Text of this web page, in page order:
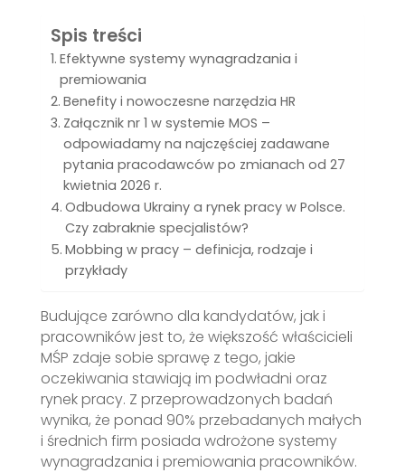
Spis treści
Efektywne systemy wynagradzania i
premiowania
Benefity i nowoczesne narzędzia HR
Załącznik nr 1 w systemie MOS –
odpowiadamy na najczęściej zadawane
pytania pracodawców po zmianach od 27
kwietnia 2026 r.
Odbudowa Ukrainy a rynek pracy w Polsce.
Czy zabraknie specjalistów?
Mobbing w pracy – definicja, rodzaje i
przykłady
Budujące zarówno dla kandydatów, jak i
pracowników jest to, że większość właścicieli
MŚP zdaje sobie sprawę z tego, jakie
oczekiwania stawiają im podwładni oraz
rynek pracy. Z przeprowadzonych badań
wynika, że ponad 90% przebadanych małych
i średnich firm posiada wdrożone systemy
wynagradzania i premiowania pracowników.